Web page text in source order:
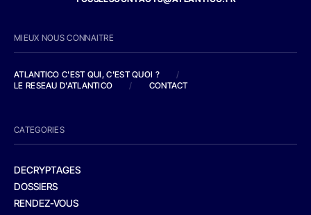
MIEUX NOUS CONNAITRE
ATLANTICO C'EST QUI, C'EST QUOI ?
/
LE RESEAU D'ATLANTICO
/ CONTACT
CATEGORIES
DECRYPTAGES
DOSSIERS
RENDEZ-VOUS